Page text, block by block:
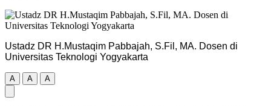
Ustadz DR H.Mustaqim Pabbajah, S.Fil, MA. Dosen di
Universitas Teknologi Yogyakarta
A A A